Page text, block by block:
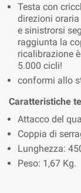
Testa con
direzioni
e sinistrorsi
raggiunta la
ricalibrazione
5.000 cicli!
conformi allo
Caratteristiche
Attacco del
Coppia di
Lunghezza:
Peso: 1,67 Kg.